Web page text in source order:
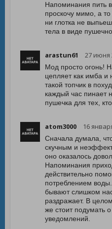
Напоминания пить
проскочу мимо, а
ни глотка не
тела в виде
arastun61 27 июня
Мод просто огонь!
цепляет как имба и
такой топчик в
каждый час пинает
пушечка для тех,
atom3000 16
Сначала думала,
скучным и
оно оказалось
Напоминания
действительно
потреблением
бывают слишком
раздражает. В
же стоит подумать
уведомлений.